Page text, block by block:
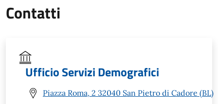
Contatti
Ufficio Servizi Demografici
Piazza Roma, 2 32040 San Pietro di Cadore (BL)